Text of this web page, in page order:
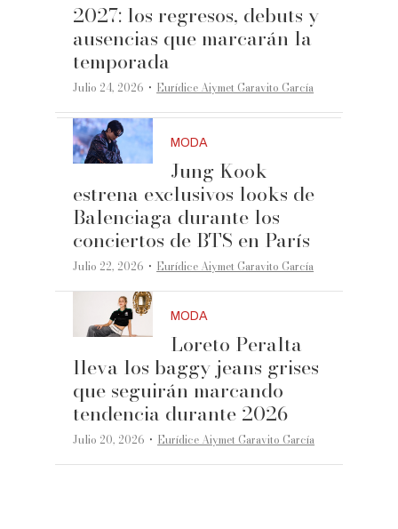
2027: los regresos, debuts y
ausencias que marcarán la
temporada
Julio 24, 2026 ·Eurídice Aiymet Garavito García
MODA
Jung Kook
estrena exclusivos looks de
Balenciaga durante los
conciertos de BTS en París
Julio 22, 2026 ·Eurídice Aiymet Garavito García
MODA
Loreto Peralta
lleva los baggy jeans grises
que seguirán marcando
tendencia durante 2026
Julio 20, 2026 ·Eurídice Aiymet Garavito García